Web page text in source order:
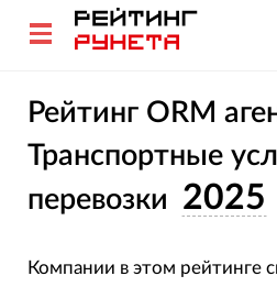
Рейтинг ORM
Транспортные
перевозки 2025
Компании в этом рейтинге